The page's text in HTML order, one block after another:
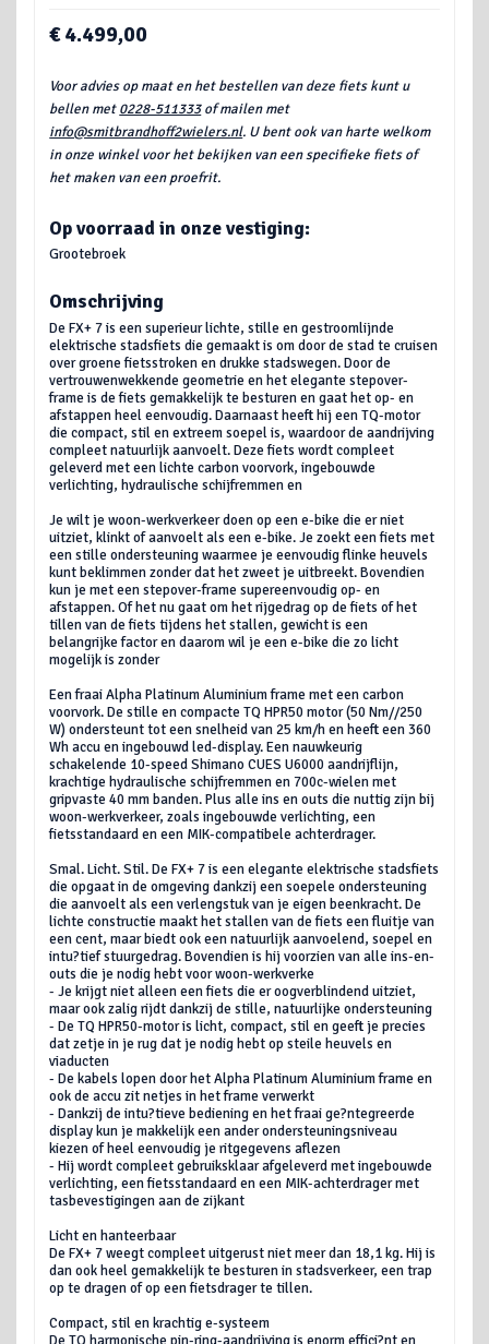
€ 4.499,00
Voor advies op maat en het bestellen van deze fiets kunt u
bellen met0228-511333of mailen met
info@smitbrandhoff2wielers.nl. U bent ook van harte welkom
in onze winkel voor het bekijken van een specifieke fiets of
het maken van een proefrit.
Op voorraad in onze vestiging:
Grootebroek
Omschrijving
De FX+ 7 is een superieur lichte, stille en gestroomlijnde
elektrische stadsfiets die gemaakt is om door de stad te cruisen
over groene fietsstroken en drukke stadswegen. Door de
vertrouwenwekkende geometrie en het elegante stepover-
frame is de fiets gemakkelijk te besturen en gaat het op- en
afstappen heel eenvoudig. Daarnaast heeft hij een TQ-motor
die compact, stil en extreem soepel is, waardoor de aandrijving
compleet natuurlijk aanvoelt. Deze fiets wordt compleet
geleverd met een lichte carbon voorvork, ingebouwde
verlichting, hydraulische schijfremmen en
Je wilt je woon-werkverkeer doen op een e-bike die er niet
uitziet, klinkt of aanvoelt als een e-bike. Je zoekt een fiets met
een stille ondersteuning waarmee je eenvoudig flinke heuvels
kunt beklimmen zonder dat het zweet je uitbreekt. Bovendien
kun je met een stepover-frame supereenvoudig op- en
afstappen. Of het nu gaat om het rijgedrag op de fiets of het
tillen van de fiets tijdens het stallen, gewicht is een
belangrijke factor en daarom wil je een e-bike die zo licht
mogelijk is zonder
Een fraai Alpha Platinum Aluminium frame met een carbon
voorvork. De stille en compacte TQ HPR50 motor (50 Nm//250
W) ondersteunt tot een snelheid van 25 km/h en heeft een 360
Wh accu en ingebouwd led-display. Een nauwkeurig
schakelende 10-speed Shimano CUES U6000 aandrijflijn,
krachtige hydraulische schijfremmen en 700c-wielen met
gripvaste 40 mm banden. Plus alle ins en outs die nuttig zijn bij
woon-werkverkeer, zoals ingebouwde verlichting, een
fietsstandaard en een MIK-compatibele achterdrager.
Smal. Licht. Stil. De FX+ 7 is een elegante elektrische stadsfiets
die opgaat in de omgeving dankzij een soepele ondersteuning
die aanvoelt als een verlengstuk van je eigen beenkracht. De
lichte constructie maakt het stallen van de fiets een fluitje van
een cent, maar biedt ook een natuurlijk aanvoelend, soepel en
intu?tief stuurgedrag. Bovendien is hij voorzien van alle ins-en-
outs die je nodig hebt voor woon-werkverke
- Je krijgt niet alleen een fiets die er oogverblindend uitziet,
maar ook zalig rijdt dankzij de stille, natuurlijke ondersteuning
- De TQ HPR50-motor is licht, compact, stil en geeft je precies
dat zetje in je rug dat je nodig hebt op steile heuvels en
viaducten
- De kabels lopen door het Alpha Platinum Aluminium frame en
ook de accu zit netjes in het frame verwerkt
- Dankzij de intu?tieve bediening en het fraai ge?ntegreerde
display kun je makkelijk een ander ondersteuningsniveau
kiezen of heel eenvoudig je ritgegevens aflezen
- Hij wordt compleet gebruiksklaar afgeleverd met ingebouwde
verlichting, een fietsstandaard en een MIK-achterdrager met
tasbevestigingen aan de zijkant
Licht en hanteerbaar
De FX+ 7 weegt compleet uitgerust niet meer dan 18,1 kg. Hij is
dan ook heel gemakkelijk te besturen in stadsverkeer, een trap
op te dragen of op een fietsdrager te tillen.
Compact, stil en krachtig e-systeem
De TQ harmonische pin-ring-aandrijving is enorm effici?nt en